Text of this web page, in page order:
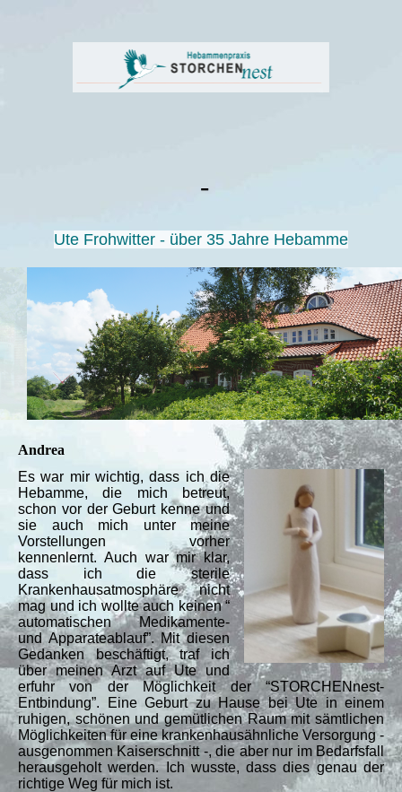
-
Ute Frohwitter - über 35 Jahre Hebamme
Andrea
Es war mir wichtig, dass ich die
Hebamme, die mich betreut,
schon vor der Geburt kenne und
sie auch mich unter meine
Vorstellungen vorher
kennenlernt. Auch war mir klar,
dass ich die sterile
Krankenhausatmosphäre nicht
mag und ich wollte auch keinen “
automatischen Medikamente-
und Apparateablauf”. Mit diesen
Gedanken beschäftigt, traf ich
über meinen Arzt auf Ute und
erfuhr von der Möglichkeit der “STORCHENnest-
Entbindung”. Eine Geburt zu Hause bei Ute in einem
ruhigen, schönen und gemütlichen Raum mit sämtlichen
Möglichkeiten für eine krankenhausähnliche Versorgung -
ausgenommen Kaiserschnitt -, die aber nur im Bedarfsfall
herausgeholt werden. Ich wusste, dass dies genau der
richtige Weg für mich ist.